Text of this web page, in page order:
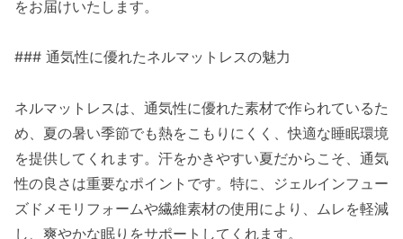
をお届けいたします。
### 通気性に優れたネルマットレスの魅力
ネルマットレスは、通気性に優れた素材で作られているた
め、夏の暑い季節でも熱をこもりにくく、快適な睡眠環境
を提供してくれます。汗をかきやすい夏だからこそ、通気
性の良さは重要なポイントです。特に、ジェルインフュー
ズドメモリフォームや繊維素材の使用により、ムレを軽減
し、爽やかな眠りをサポートしてくれます。